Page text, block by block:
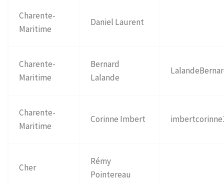
Charente-
Maritime
Daniel Laurent
Charente-
Maritime
Bernard
Lalande
Charente-
Maritime
Corinne Imbert
Cher
Rémy
Pointereau